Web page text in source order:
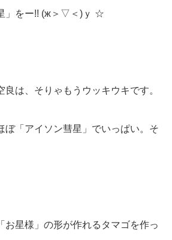
」をー!! (ж＞▽＜)ｙ ☆
は、そりゃもうウッキウキです。
ぼ「アイソン彗星」でいっぱい。そ
お星様」の形が作れるタマゴを作っ